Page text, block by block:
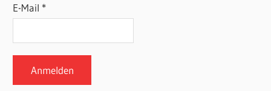
E-Mail *